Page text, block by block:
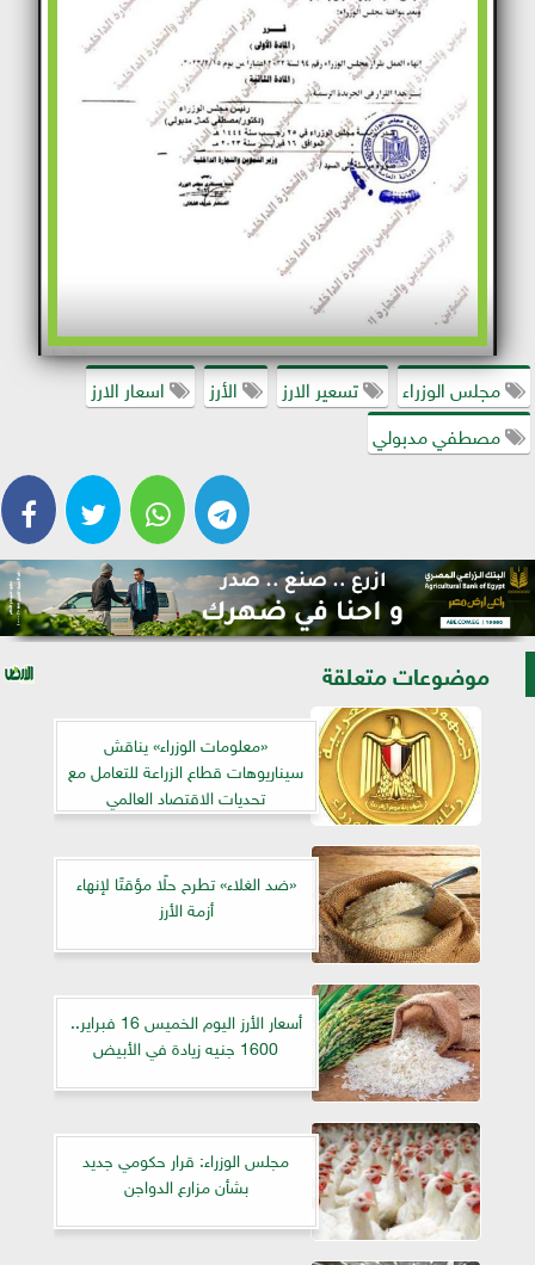
مجلس الوزراء تسعير الارز الأرز
اسعار الارز
مصطفي مدبولي
موضوعات متعلقة
«معلومات الوزراء» يناقش
سيناريوهات قطاع الزراعة للتعامل مع
تحديات الاقتصاد العالمي
«ضد الغلاء» تطرح حلًا مؤقتًا لإنهاء
أزمة الأرز
أسعار الأرز اليوم الخميس 16 فبراير..
1600 جنيه زيادة في الأبيض
مجلس الوزراء: قرار حكومي جديد
بشأن مزارع الدواجن